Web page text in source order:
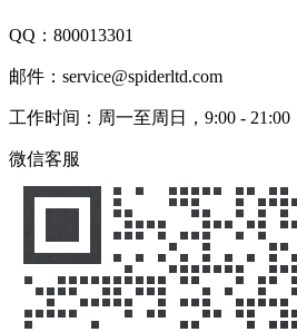
QQ： 800013301
邮件：service@spiderltd.com
工作时间：周一至周日，9:00 -
微信客服